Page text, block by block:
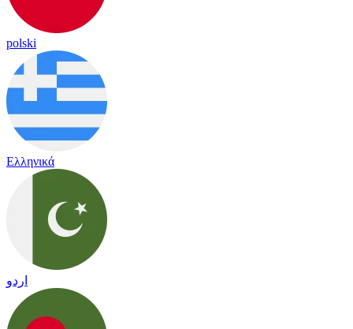
polski
Ελληνικά
اردو